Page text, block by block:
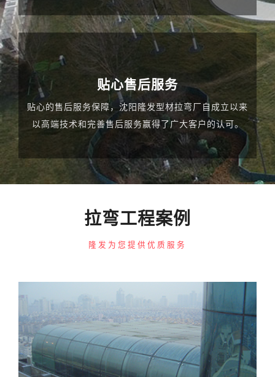
贴心售后服务
贴心的售后服务保障，沈阳隆发型材拉弯厂自成立以来
以高端技术和完善售后服务赢得了广大客户的认可。
拉弯工程案例
隆发为您提供优质服务